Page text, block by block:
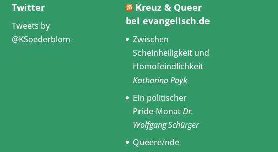
Twitter
Tweets by
@KSoederblom
Kreuz & Queer
bei evangelisch.de
Zwischen
Scheinheiligkeit und
Homofeindlichkeit
Katharina Payk
Ein politischer
Pride-MonatDr.
Wolfgang Schürger
Queere/nde